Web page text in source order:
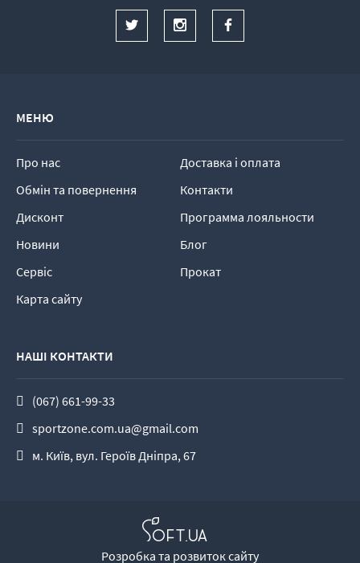
МЕНЮ
Про нас
Доставка і оплата
Обмін та повернення
Контакти
Дисконт
Программа лояльности
Новини
Блог
Сервіс
Прокат
Карта сайту
НАШІ КОНТАКТИ
(067) 661-99-33
sportzone.com.ua@gmail.com
м. Київ, вул. Героїв Дніпра, 67
Розробка та розвиток сайту